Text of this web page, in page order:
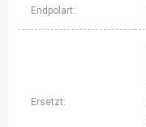
Endpolart:
Ersetzt: